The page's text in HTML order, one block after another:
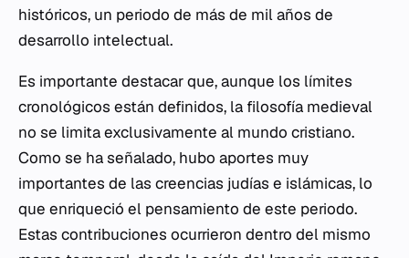
históricos, un periodo de más de mil años de
desarrollo intelectual.
Es importante destacar que, aunque los límites
cronológicos están definidos, la filosofía medieval
no se limita exclusivamente al mundo cristiano.
Como se ha señalado, hubo aportes muy
importantes de las creencias judías e islámicas, lo
que enriqueció el pensamiento de este periodo.
Estas contribuciones ocurrieron dentro del mismo